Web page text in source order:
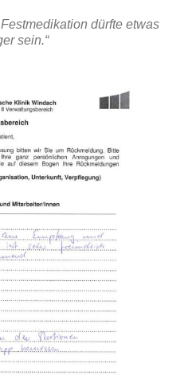
dürfte etwas
sein.“